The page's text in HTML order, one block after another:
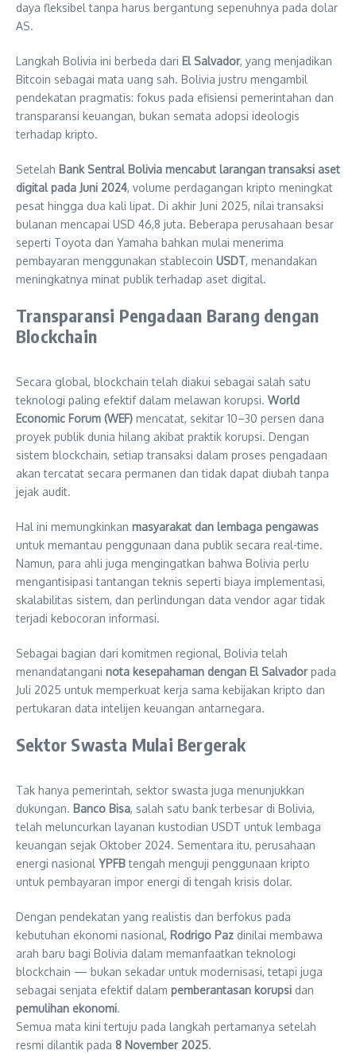
daya fleksibel tanpa harus bergantung sepenuhnya pada dolar
AS.
Langkah Bolivia ini berbeda dari El Salvador, yang menjadikan
Bitcoin sebagai mata uang sah. Bolivia justru mengambil
pendekatan pragmatis: fokus pada efisiensi pemerintahan dan
transparansi keuangan, bukan semata adopsi ideologis
terhadap kripto.
Setelah Bank Sentral Bolivia mencabut larangan transaksi aset
digital pada Juni 2024, volume perdagangan kripto meningkat
pesat hingga dua kali lipat. Di akhir Juni 2025, nilai transaksi
bulanan mencapai USD 46,8 juta. Beberapa perusahaan besar
seperti Toyota dan Yamaha bahkan mulai menerima
pembayaran menggunakan stablecoin USDT, menandakan
meningkatnya minat publik terhadap aset digital.
Transparansi Pengadaan Barang dengan
Blockchain
Secara global, blockchain telah diakui sebagai salah satu
teknologi paling efektif dalam melawan korupsi. World
Economic Forum (WEF) mencatat, sekitar 10–30 persen dana
proyek publik dunia hilang akibat praktik korupsi. Dengan
sistem blockchain, setiap transaksi dalam proses pengadaan
akan tercatat secara permanen dan tidak dapat diubah tanpa
jejak audit.
Hal ini memungkinkan masyarakat dan lembaga pengawas
untuk memantau penggunaan dana publik secara real-time.
Namun, para ahli juga mengingatkan bahwa Bolivia perlu
mengantisipasi tantangan teknis seperti biaya implementasi,
skalabilitas sistem, dan perlindungan data vendor agar tidak
terjadi kebocoran informasi.
Sebagai bagian dari komitmen regional, Bolivia telah
menandatangani nota kesepahaman dengan El Salvadorpada
Juli 2025 untuk memperkuat kerja sama kebijakan kripto dan
pertukaran data intelijen keuangan antarnegara.
Sektor Swasta Mulai Bergerak
Tak hanya pemerintah, sektor swasta juga menunjukkan
dukungan. Banco Bisa, salah satu bank terbesar di Bolivia,
telah meluncurkan layanan kustodian USDT untuk lembaga
keuangan sejak Oktober 2024. Sementara itu, perusahaan
energi nasional YPFBtengah menguji penggunaan kripto
untuk pembayaran impor energi di tengah krisis dolar.
Dengan pendekatan yang realistis dan berfokus pada
kebutuhan ekonomi nasional, Rodrigo Paz dinilai membawa
arah baru bagi Bolivia dalam memanfaatkan teknologi
blockchain — bukan sekadar untuk modernisasi, tetapi juga
sebagai senjata efektif dalam pemberantasan korupsi dan
pemulihan ekonomi.
Semua mata kini tertuju pada langkah pertamanya setelah
resmi dilantik pada 8 November 2025.